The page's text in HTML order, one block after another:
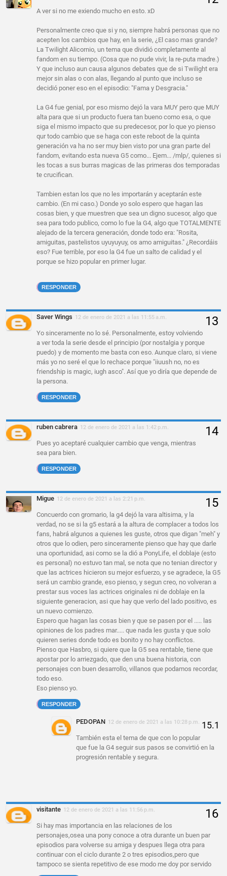
A ver si no me exiendo mucho en esto. xD
Personalmente creo que si y no, siempre habrá personas que no
acepten los cambios que hay, en la serie, ¿El caso mas grande?
La Twilight Alicornio, un tema que dividió completamente al
fandom en su tiempo. (Cosa que no pude vivir, la re-puta madre.)
Y que incluso aun causa algunos debates que de si Twilight era
mejor sin alas o con alas, llegando al punto que incluso se
decidió poner eso en el episodio: "Fama y Desgracia."
La G4 fue genial, por eso mismo dejó la vara MUY pero que MUY
alta para que si un producto fuera tan bueno como esa, o que
siga el mismo impacto que su predecesor, por lo que yo pienso
qur todo cambio que se haga con este reboot de la quinta
generación va ha no ser muy bien visto por una gran parte del
fandom, evitando esta nueva G5 como... Ejem... /mlp/, quienes si
les tocas a sus burras magicas de las primeras dos temporadas
te crucifican.
Tambien estan los que no les importarán y aceptarán este
cambio. (En mi caso.) Donde yo solo espero que hagan las
cosas bien, y que muestren que sea un digno sucesor, algo que
sea para todo publico, como lo fue la G4, algo que TOTALMENTE
alejado de la tercera generación, donde todo era: "Rosita,
amiguitas, pastelistos uyuyuyuy, os amo amiguitas." ¿Recordáis
eso? Fue terrible, por eso la G4 fue un salto de calidad y el
porque se hizo popular en primer lugar.
RESPONDER
Saver Wings 12 de enero de 2021 a las 11:55 a.m.
Yo sinceramente no lo sé. Personalmente, estoy volviendo
a ver toda la serie desde el principio (por nostalgia y porque
puedo) y de momento me basta con eso. Aunque claro, si viene
más yo no seré el que lo rechace porque "iiuush no, no es
friendship is magic, iugh asco". Así que yo diría que depende de
la persona.
RESPONDER
ruben cabrera 12 de enero de 2021 a las 1:42 p.m.
Pues yo aceptaré cualquier cambio que venga, mientras
sea para bien.
RESPONDER
Migue 12 de enero de 2021 a las 2:21 p.m.
Concuerdo con gromario, la g4 dejó la vara altisima, y la
verdad, no se si la g5 estará a la altura de complacer a todos los
fans, habrá algunos a quienes les guste, otros que digan "meh" y
otros que lo odien, pero sinceramente pienso que hay que darle
una oportunidad, asi como se la dió a PonyLife, el doblaje (esto
es personal) no estuvo tan mal, se nota que no tenian director y
que las actrices hicieron su mejor esfuerzo, y se agradece, la G5
será un cambio grande, eso pienso, y segun creo, no volveran a
prestar sus voces las actrices originales ni de doblaje en la
siguiente generacion, asi que hay que verlo del lado positivo, es
un nuevo comienzo.
Espero que hagan las cosas bien y que se pasen por el ..... las
opiniones de los padres mar..... que nada les gusta y que solo
quieren series donde todo es bonito y no hay conflictos.
Pienso que Hasbro, si quiere que la G5 sea rentable, tiene que
apostar por lo arriezgado, que den una buena historia, con
personajes con buen desarrollo, villanos que podamos recordar,
todo eso.
Eso pienso yo.
RESPONDER
PEDOPAN 12 de enero de 2021 a las 10:28 p.m.
También esta el tema de que con lo popular
que fue la G4 seguir sus pasos se convirtió en la
progresión rentable y segura.
visitante 12 de enero de 2021 a las 11:56 p.m.
Si hay mas importancia en las relaciones de los
personajes,osea una pony conoce a otra durante un buen par
episodios para volverse su amiga y despues llega otra para
continuar con el ciclo durante 2 o tres episodios,pero que
tampoco se sienta repetitivo de ese modo me doy por servido